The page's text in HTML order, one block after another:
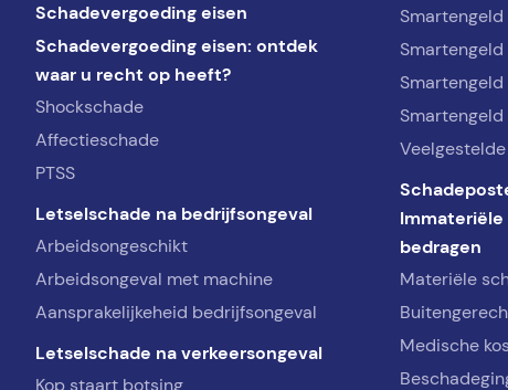
Schadevergoeding eisen
Schadevergoeding eisen: ontdek
waar u recht op heeft?
Shockschade
Affectieschade
PTSS
Letselschade na bedrijfsongeval
Arbeidsongeschikt
Arbeidsongeval met machine
Aansprakelijkeheid bedrijfsongeval
Letselschade na verkeersongeval
Kop staart botsing
bedragen
Materiële
Medische